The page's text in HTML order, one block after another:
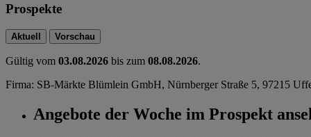
Prospekte
Aktuell Vorschau
Gültig vom 03.08.2026 bis zum 08.08.2026.
Firma: SB-Märkte Blümlein GmbH, Nürnberger Straße 5, 97215
Angebote der Woche im Prospekt